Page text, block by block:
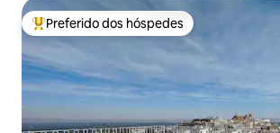
Entre os melhores preferidos dos hóspedes
Preferido dos hóspedes